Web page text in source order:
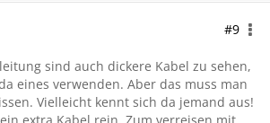
#9
sind auch dickere Kabel zu sehen,
eines verwenden. Aber das muss man
Vielleicht kennt sich da jemand aus!